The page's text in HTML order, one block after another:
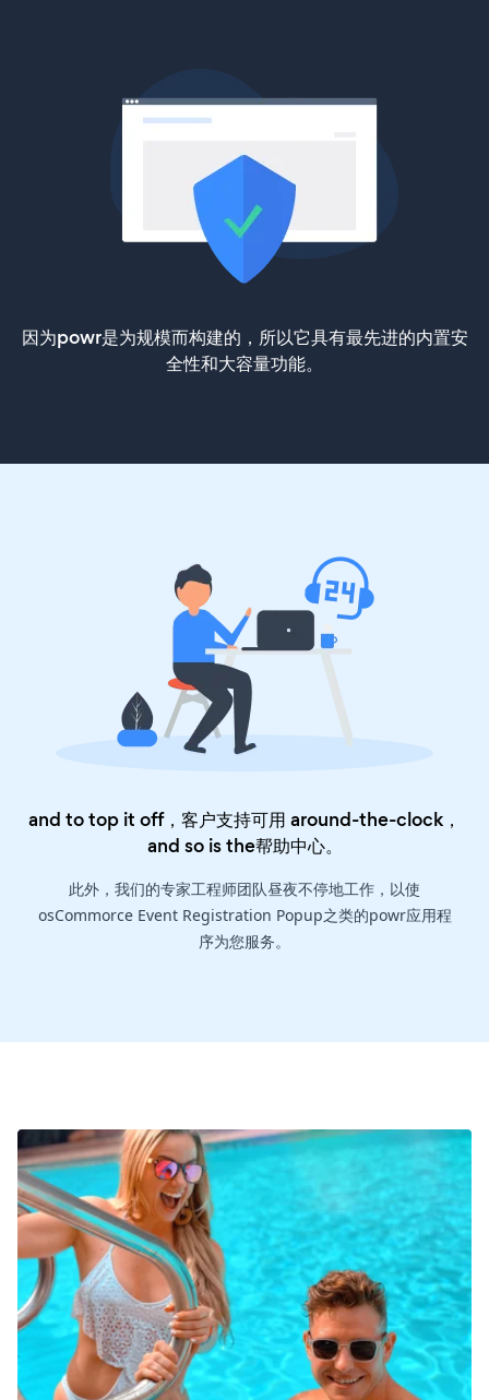
因为powr是为规模而构建的，所以它具有最先进的内置安
全性和大容量功能。
and to top it off，客户支持可用 around-the-clock，
and so is the帮助中心。
此外，我们的专家工程师团队昼夜不停地工作，以使
osCommorce Event Registration Popup之类的powr应用程
序为您服务。